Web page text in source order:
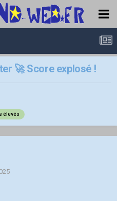
🚀 Score explosé !
élevés